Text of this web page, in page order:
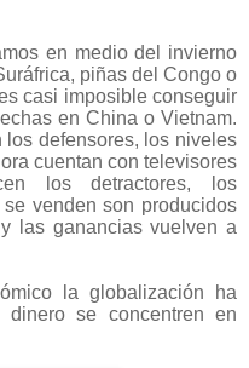
en medio del invierno
piñas del Congo o
casi imposible conseguir
en China o Vietnam.
los defensores, los niveles
cuentan con televisores
los detractores, los
venden son producidos
las ganancias vuelven a
la globalización ha
se concentren en